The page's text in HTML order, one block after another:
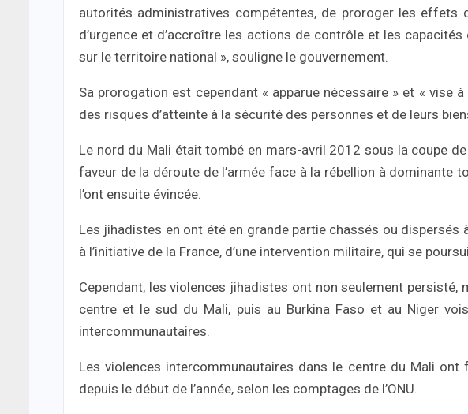
autorités administratives compétentes, de proroger les effets
d’urgence et d’accroître les actions de contrôle et les
sur le territoire national », souligne le gouvernement.
Sa prorogation est cependant « apparue nécessaire » et « vise
des risques d’atteinte à la sécurité des personnes et de leurs
Le nord du Mali était tombé en mars-avril 2012 sous la coupe
faveur de la déroute de l’armée face à la rébellion à dominante
l’ont ensuite évincée.
Les jihadistes en ont été en grande partie chassés ou dispersés
à l’initiative de la France, d’une intervention militaire, qui se
Cependant, les violences jihadistes ont non seulement persisté,
centre et le sud du Mali, puis au Burkina Faso et au Niger
intercommunautaires.
Les violences intercommunautaires dans le centre du Mali
depuis le début de l’année, selon les comptages de l’ONU.